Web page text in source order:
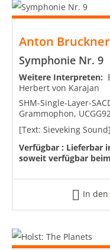
Anton Bruckner
Symphonie Nr. 9
Weitere Interpreten:
Herbert von Karajan
SHM-Single-Layer-
Grammophon,
[Text: Sieveking
Verfügbar : Lieferbar
soweit verfügbar
In